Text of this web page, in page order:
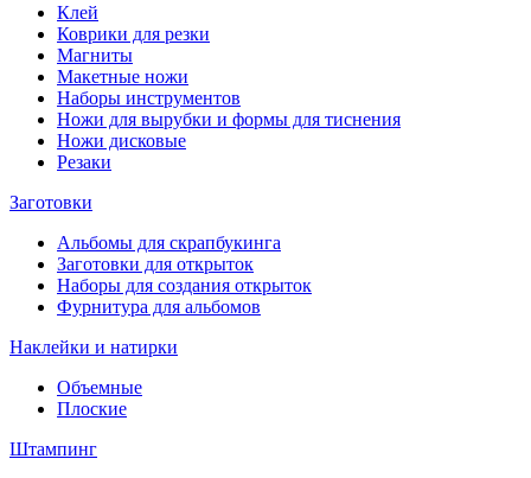
Клей
Коврики для резки
Магниты
Макетные ножи
Наборы инструментов
Ножи для вырубки и формы для тиснения
Ножи дисковые
Резаки
Заготовки
Альбомы для скрапбукинга
Заготовки для открыток
Наборы для создания открыток
Фурнитура для альбомов
Наклейки и натирки
Объемные
Плоские
Штампинг